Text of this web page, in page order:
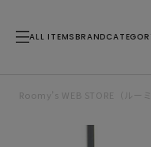
ALL ITEMS BRAND
Roomy’s WEB STORE（ルー